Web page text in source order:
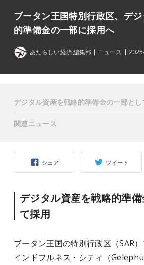
ブータン王国特別行政区、デ
的準備金の一部に採用へ
あたらしい経済 編集部 ニュース
シェア ツイート
デジタル資産を戦略的準
て採用
ブータン王国の特別行政区（SAR
インドフルネス・シティ（
デジタル資産を戦略的準備金の一部とし
関連ニュース